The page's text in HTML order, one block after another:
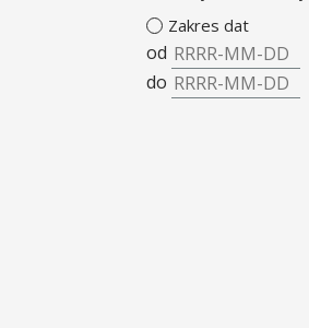
Zakres dat
od
do